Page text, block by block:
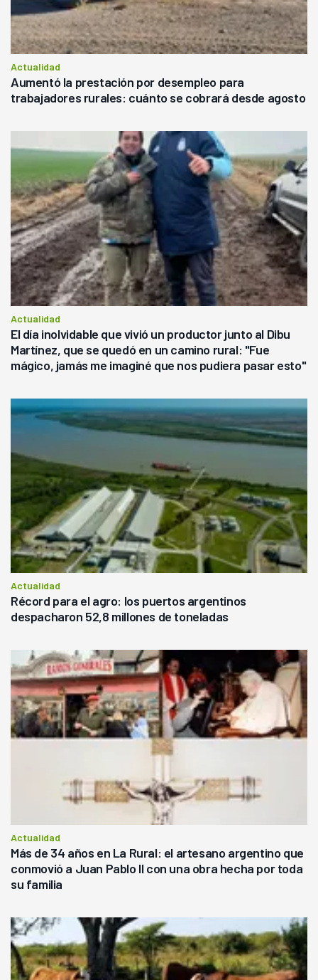
Actualidad
Aumentó la prestación por desempleo para
trabajadores rurales: cuánto se cobrará desde agosto
Actualidad
El día inolvidable que vivió un productor junto al Dibu
Martínez, que se quedó en un camino rural: "Fue
mágico, jamás me imaginé que nos pudiera pasar esto"
Actualidad
Récord para el agro: los puertos argentinos
despacharon 52,8 millones de toneladas
Actualidad
Más de 34 años en La Rural: el artesano argentino que
conmovió a Juan Pablo II con una obra hecha por toda
su familia